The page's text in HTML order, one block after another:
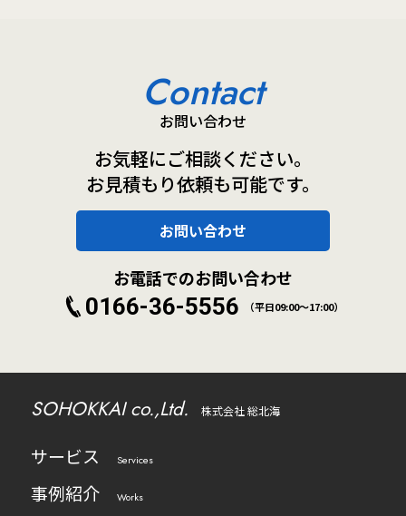
Contact
お問い合わせ
お気軽にご相談ください。
お見積もり依頼も可能です。
お問い合わせ
お電話でのお問い合わせ
0166-36-5556 （平日09:00～17:00）
SOHOKKAI co.,Ltd. 株式会社 総北海
サービス Services
事例紹介 Works